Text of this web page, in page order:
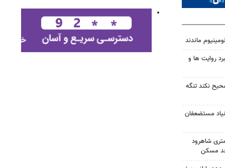
ماندند
روایت ها و
نکند تنگه
مستضعفان
در ۱۵کیلومتری شاهرود